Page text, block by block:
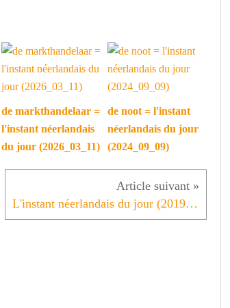
de markthandelaar =
l'instant néerlandais
du jour (2026_03_11)
de noot = l'instant
néerlandais du jour
(2024_09_09)
L'instant néerlandais du jour (2019_06_20): Charles Michel opnieuw vader